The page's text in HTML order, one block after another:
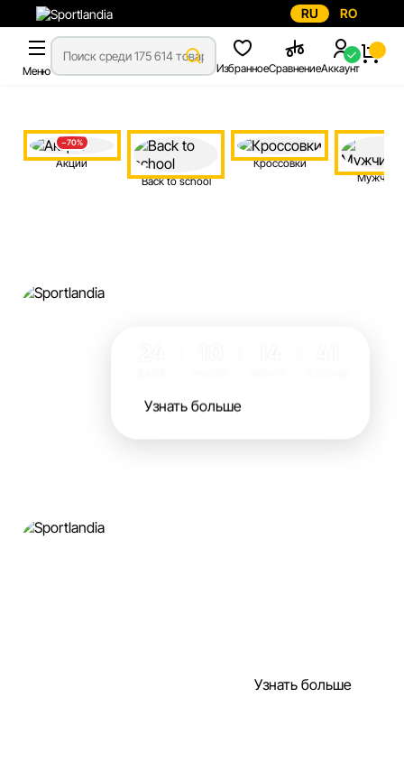
RU RO
Меню ИзбранноеСравнениеАккаунт
−70%
Акции
Back to school
Кроссовки
Узнать больше
Узнать больше